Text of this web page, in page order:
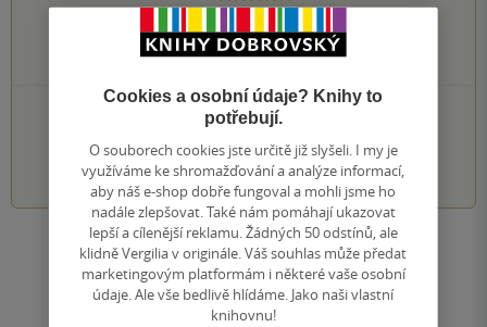
0×
2 hvězdičky
0×
1 hvezdička
PŘIDEJTE SVÉ HODNOCENÍ KNIHY
1 2 3 4 5
Zobrazit všechna hodnocení
Přidat hodnocení
Cookies a osobní údaje? Knihy to
potřebují.
O souborech cookies jste určitě již slyšeli. I my je
využíváme ke shromažďování a analýze informací,
aby náš e-shop dobře fungoval a mohli jsme ho
nadále zlepšovat. Také nám pomáhají ukazovat
lepší a cílenější reklamu. Žádných 50 odstínů, ale
klidně Vergilia v originále. Váš souhlas může předat
marketingovým platformám i některé vaše osobní
údaje. Ale vše bedlivě hlídáme. Jako naši vlastní
knihovnu!